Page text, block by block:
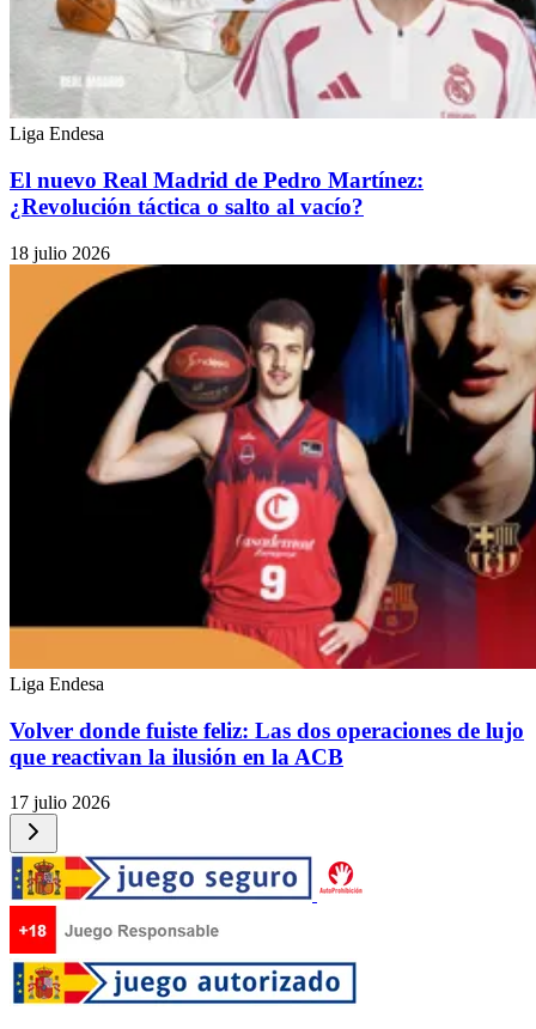
Liga Endesa
El nuevo Real Madrid de Pedro Martínez:
¿Revolución táctica o salto al vacío?
18 julio 2026
Liga Endesa
Volver donde fuiste feliz: Las dos operaciones de lujo
que reactivan la ilusión en la ACB
17 julio 2026